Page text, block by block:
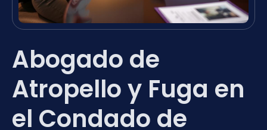
Abogado de
Atropello y Fuga en
el Condado de